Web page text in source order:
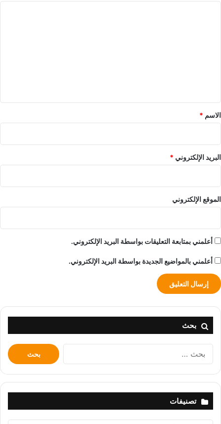
*
الاسم *
البريد الإلكتروني *
الموقع الإلكتروني
أعلمني بمتابعة التعليقات بواسطة البريد الإلكتروني.
أعلمني بالمواضيع الجديدة بواسطة البريد الإلكتروني.
بحث
البحث
عن:
تصنيفات